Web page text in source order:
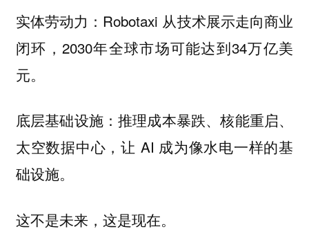
实体劳动力：Robotaxi 从技术展示走向商业
闭环，2030年全球市场可能达到34万亿美
元。
底层基础设施：推理成本暴跌、核能重启、
太空数据中心，让 AI 成为像水电一样的基
础设施。
这不是未来，这是现在。